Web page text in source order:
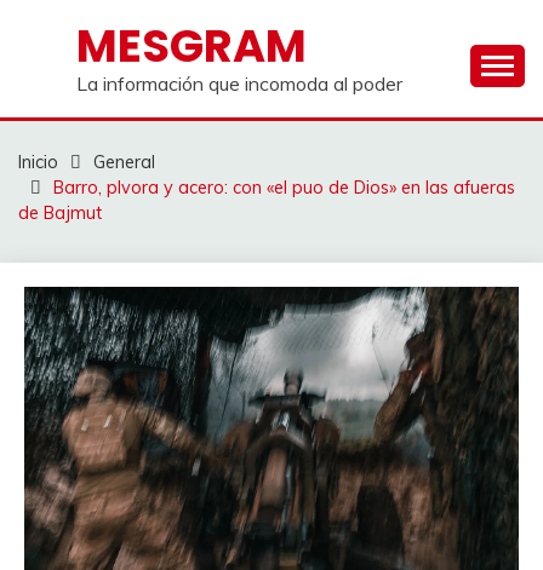
contenidoMESGRAM
La información que incomoda al poder
Inicio
General
Barro, plvora y acero: con «el puo de Dios» en las afueras
de Bajmut